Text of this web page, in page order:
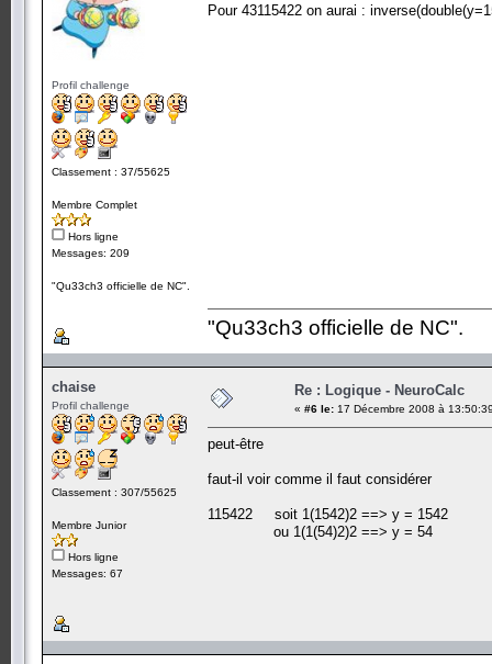
Profil challenge
Classement : 37/55625
Membre Complet
Hors ligne
Messages: 209
"Qu33ch3 officielle de NC".
Pour 43115422 on aurai :
"Qu33ch3 officielle de NC".
chaise
Profil challenge
Classement : 307/55625
Membre Junior
Hors ligne
Messages: 67
Re : Logique - NeuroCalc
« #6 le: 17 Décembre 2008 à
peut-être
faut-il voir comme il faut considérer
115422 soit 1(1542)2 ==> y = 1542
ou 1(1(54)2)2 ==> y = 54